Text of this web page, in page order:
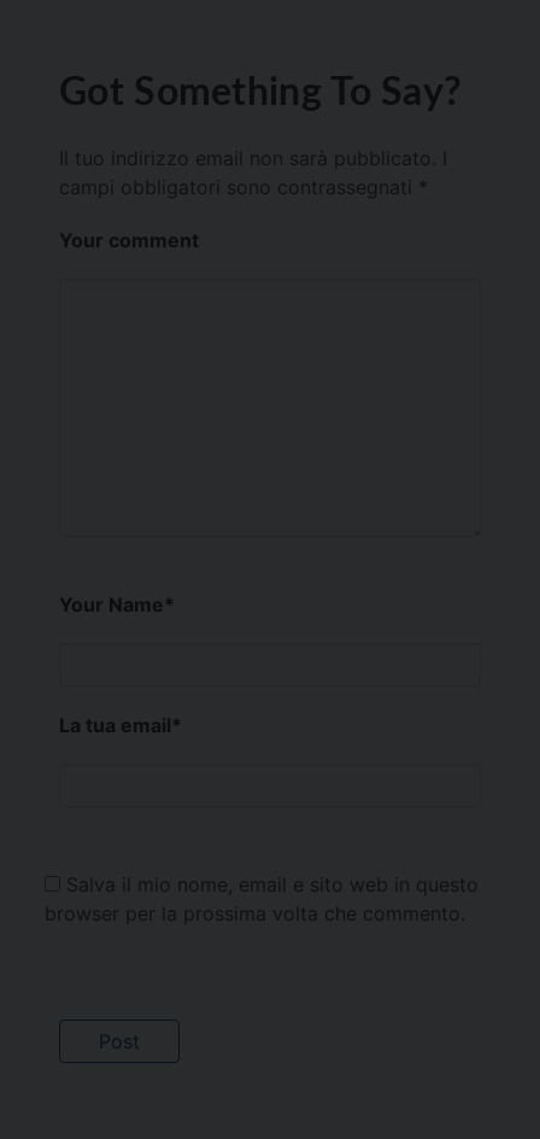
Got Something To Say?
Il tuo indirizzo email non sarà pubblicato.
campi obbligatori sono contrassegnati *
Your comment
Your Name*
La tua email*
Salva il mio nome, email e sito web in questo
browser per la prossima volta che commento.